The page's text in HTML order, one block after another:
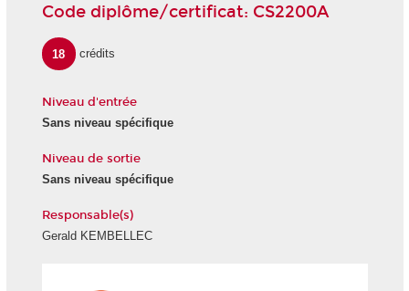
Code diplôme/certificat: CS2200A
18 crédits
Niveau d'entrée
Sans niveau spécifique
Niveau de sortie
Sans niveau spécifique
Responsable(s)
Gerald KEMBELLEC